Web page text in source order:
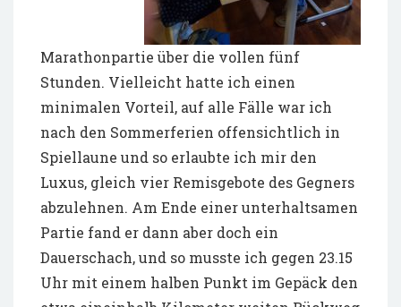
Marathonpartie über die vollen fünf
Stunden. Vielleicht hatte ich einen
minimalen Vorteil, auf alle Fälle war ich
nach den Sommerferien offensichtlich in
Spiellaune und so erlaubte ich mir den
Luxus, gleich vier Remisgebote des Gegners
abzulehnen. Am Ende einer unterhaltsamen
Partie fand er dann aber doch ein
Dauerschach, und so musste ich gegen 23.15
Uhr mit einem halben Punkt im Gepäck den